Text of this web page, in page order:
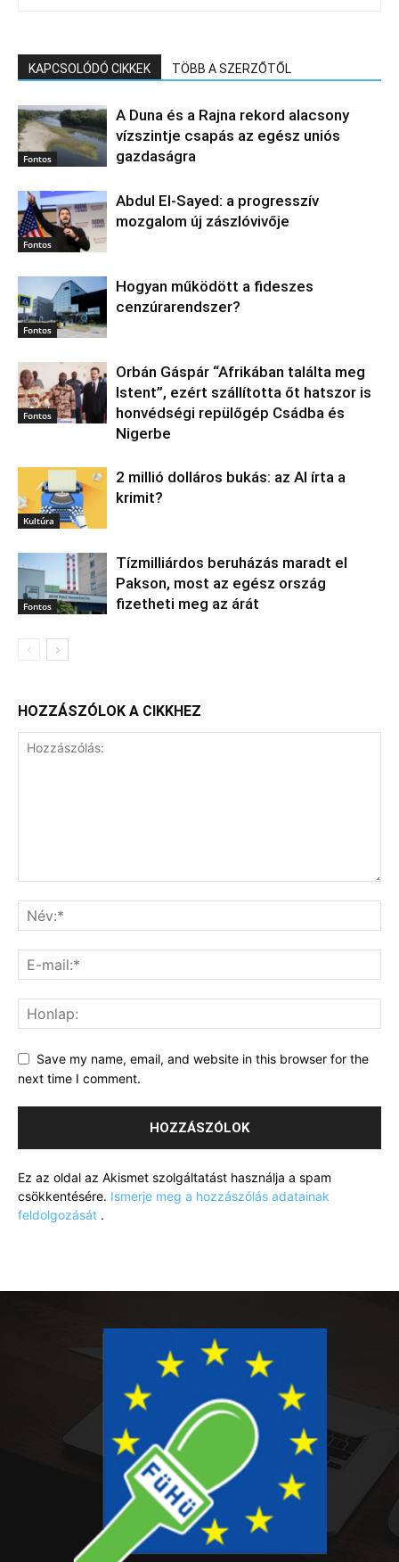
KAPCSOLÓDÓ CIKKEK TÖBB A SZERZŐTŐL
Fontos
A Duna és a Rajna rekord alacsony
vízszintje csapás az egész uniós
gazdaságra
Fontos
Abdul El‑Sayed: a progresszív
mozgalom új zászlóvivője
Fontos
Hogyan működött a fideszes
cenzúrarendszer?
Fontos
Orbán Gáspár “Afrikában találta meg
Istent”, ezért szállította őt hatszor is
honvédségi repülőgép Csádba és
Nigerbe
Kultúra
2 millió dolláros bukás: az AI írta a
krimit?
Fontos
Tízmilliárdos beruházás maradt el
Pakson, most az egész ország
fizetheti meg az árát
HOZZÁSZÓLOK A CIKKHEZ
Save my name, email, and website in this browser for the
next time I comment.
Ez az oldal az Akismet szolgáltatást használja a spam
csökkentésére. Ismerje meg a hozzászólás adatainak
feldolgozását .